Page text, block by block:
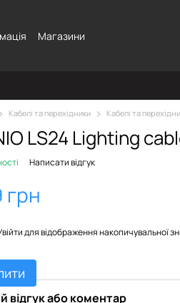
Магазини
Кабелі та перехідники Кабелі та
LS24 Lighting
Написати відгук
грн
для відображення накопичувальної
відгук або коментар